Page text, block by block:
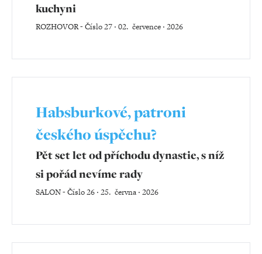
kuchyni
ROZHOVOR-Číslo 27 ‧ 02. července ‧ 2026
Habsburkové, patroni
českého úspěchu?
Pět set let od příchodu dynastie, s níž
si pořád nevíme rady
SALON-Číslo 26 ‧ 25. června ‧ 2026